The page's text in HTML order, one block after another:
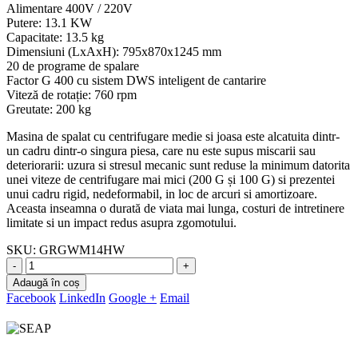
Alimentare 400V / 220V
Putere: 13.1 KW
Capacitate: 13.5 kg
Dimensiuni (LxAxH): 795x870x1245 mm
20 de programe de spalare
Factor G 400 cu sistem DWS inteligent de cantarire
Viteză de rotație: 760 rpm
Greutate: 200 kg
Masina de spalat cu centrifugare medie si joasa este alcatuita dintr-
un cadru dintr-o singura piesa, care nu este supus miscarii sau
deteriorarii: uzura si stresul mecanic sunt reduse la minimum datorita
unei viteze de centrifugare mai mici (200 G și 100 G) si prezentei
unui cadru rigid, nedeformabil, in loc de arcuri si amortizoare.
Aceasta inseamna o durată de viata mai lunga, costuri de intretinere
limitate si un impact redus asupra zgomotului.
SKU: GRGWM14HW
-
+
Adaugă în coș
Facebook LinkedIn Google + Email